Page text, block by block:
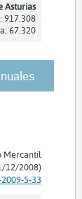
Asturias
917.308
67.320
Mercantil
12/2008)
5-33